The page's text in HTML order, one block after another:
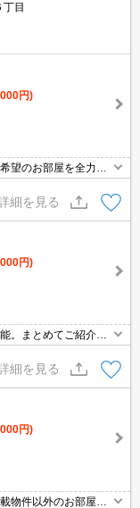
目
円)
望のお部屋を全力で
細を見る
円)
。まとめてご紹介致
しは情報量地域ナン
細を見る
円)
物件以外のお部屋も